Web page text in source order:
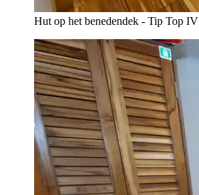
Hut op het benedendek - Tip Top IV